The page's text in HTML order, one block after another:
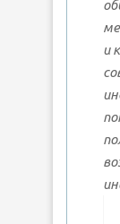
и